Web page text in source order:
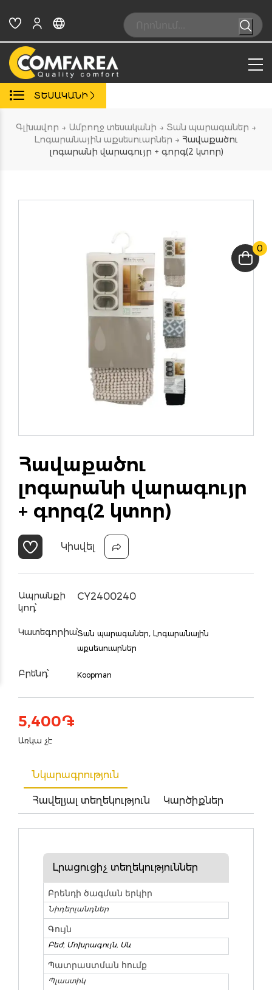
content
Search:
0
ՏԵՍԱԿԱՆԻ
Գլխավոր → Ամբողջ տեսականի → Տան պարագաներ →
Լոգարանային աքսեսուարներ → Հավաքածու
լոգարանի վարագույր + գորգ(2 կտոր)
Հավաքածու
լոգարանի վարագույր
+ գորգ(2 կտոր)
Կիսվել
Ապրանքի
կոդ՝
CY2400240
Կատեգորիա՝Տան պարագաներ, Լոգարանային
աքսեսուարներ
Բրենդ՝ Koopman
5,400֏
Առկա չէ
Նկարագրություն
Հավելյալ տեղեկություն Կարծիքներ
Լրացուցիչ տեղեկություններ
Բրենդի ծագման երկիր
Նիդերլանդներ
Գույն
Բեժ, Մոխրագույն, Սև
Պատրաստման հումք
Պլաստիկ